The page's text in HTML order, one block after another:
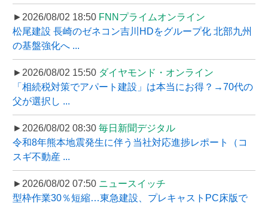
►2026/08/02 18:50 FNNプライムオンライン
松尾建設 長崎のゼネコン吉川HDをグループ化 北部九州
の基盤強化へ ...
►2026/08/02 15:50 ダイヤモンド・オンライン
「相続税対策でアパート建設」は本当にお得？→70代の
父が選択し ...
►2026/08/02 08:30 毎日新聞デジタル
令和8年熊本地震発生に伴う当社対応進捗レポート（コ
スギ不動産 ...
►2026/08/02 07:50 ニュースイッチ
型枠作業30％短縮…東急建設、プレキャストPC床版で